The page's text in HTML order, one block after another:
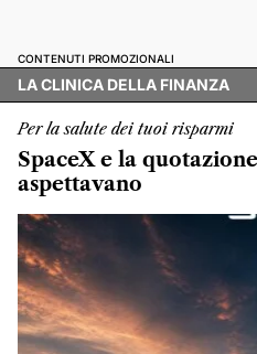
CONTENUTI PROMOZIONALI
LA CLINICA DELLA FINANZA
Per la salute dei tuoi risparmi
SpaceX e la
aspettavano